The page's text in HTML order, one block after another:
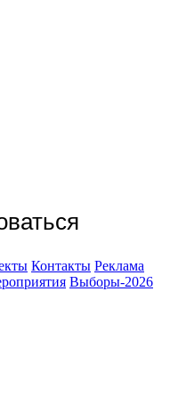
Контакты Реклама
Выборы-2026